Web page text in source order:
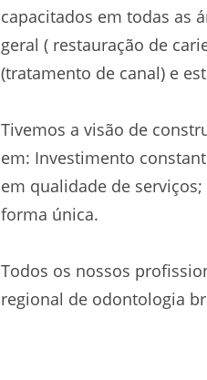
capacitados em todas as
geral ( restauração de
(tratamento de canal) e
Tivemos a visão de
em: Investimento
em qualidade de
forma única.
Todos os nossos
regional de odontologia